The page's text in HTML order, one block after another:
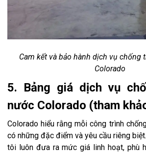
Cam kết và bảo hành dịch vụ chống
Colorado
5. Bảng giá dịch vụ
nước Colorado (tham
Colorado hiểu rằng mỗi công trình
có những đặc điểm và yêu cầu riêng
tôi luôn đưa ra mức giá linh hoạt, phù